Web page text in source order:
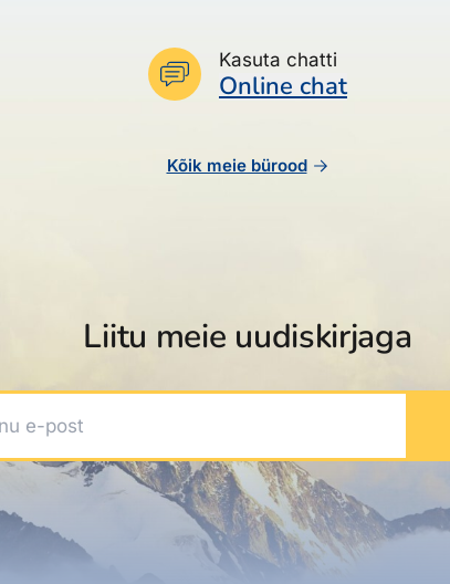
Kasuta chatti
Online chat
Kõik meie bürood
Liitu meie uudiskirjaga
e-post